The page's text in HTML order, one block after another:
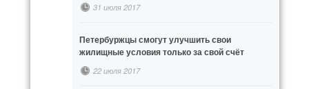
31 июля 2017
Петербуржцы смогут улучшить свои
жилищные условия только за свой счёт
22 июля 2017